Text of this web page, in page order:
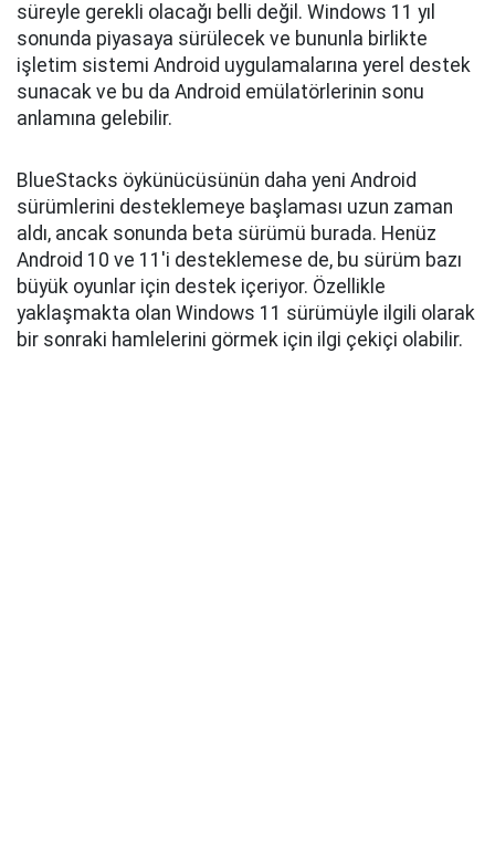
süreyle gerekli olacağı belli değil. Windows 11 yıl
sonunda piyasaya sürülecek ve bununla birlikte
işletim sistemi Android uygulamalarına yerel destek
sunacak ve bu da Android emülatörlerinin sonu
anlamına gelebilir.
BlueStacks öykünücüsünün daha yeni Android
sürümlerini desteklemeye başlaması uzun zaman
aldı, ancak sonunda beta sürümü burada. Henüz
Android 10 ve 11'i desteklemese de, bu sürüm bazı
büyük oyunlar için destek içeriyor. Özellikle
yaklaşmakta olan Windows 11 sürümüyle ilgili olarak
bir sonraki hamlelerini görmek için ilgi çekiçi olabilir.